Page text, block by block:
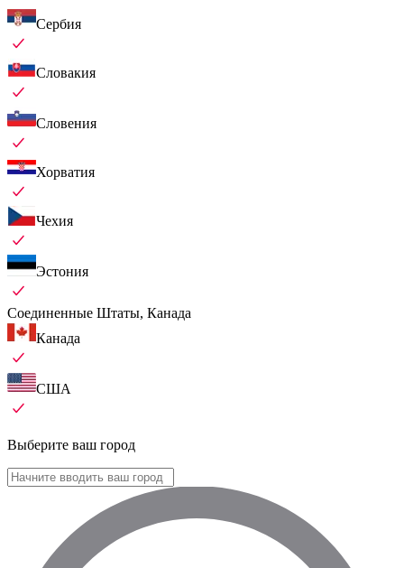
Сербия
Словакия
Словения
Хорватия
Чехия
Эстония
Соединенные Штаты, Канада
Канада
США
Выберите ваш город